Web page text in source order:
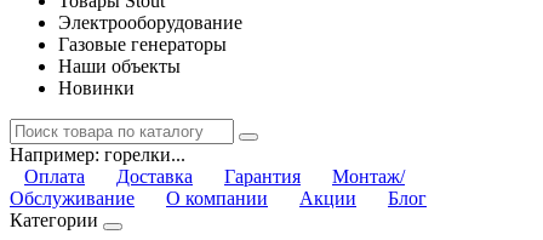
Электрооборудование
Газовые генераторы
Наши объекты
Новинки
Например: горелки...
Оплата
Доставка Гарантия
Монтаж/
Обслуживание
О компании Акции
Блог
Категории